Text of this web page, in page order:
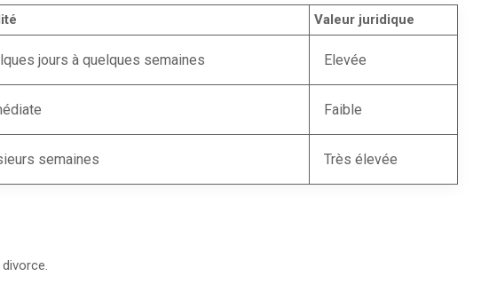
Valeur juridique
jours à quelques semaines Elevée
Faible
semaines Très élevée